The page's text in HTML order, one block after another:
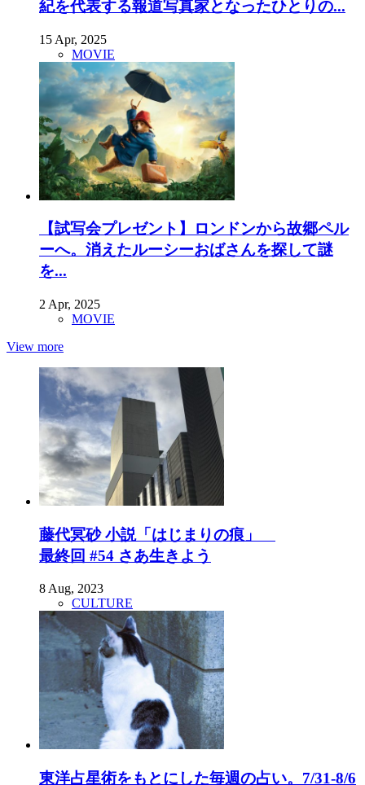
紀を代表する報道写真家となったひとりの...
15 Apr, 2025
MOVIE
【試写会プレゼント】ロンドンから故郷ペル
ーへ。消えたルーシーおばさんを探して謎
を...
2 Apr, 2025
MOVIE
View more
藤代冥砂 小説「はじまりの痕」
最終回 #54 さあ生きよう
8 Aug, 2023
CULTURE
東洋占星術をもとにした毎週の占い。7/31-8/6